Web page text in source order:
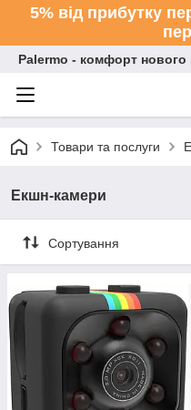
5% від прибутку
Palermo - комфорт
Товари та послуги
Екшн-камери
Сортування